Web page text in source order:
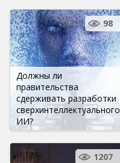
Должны ли
правительства
сдерживать разработки
сверхинтеллектуального
ИИ?
98
1207